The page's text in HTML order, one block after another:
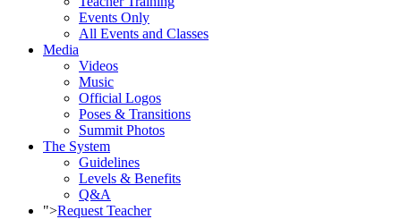
Events Only
All Events and Classes
Media
Videos
Music
Official Logos
Poses & Transitions
Summit Photos
The System
Guidelines
Levels & Benefits
Q&A
">Request Teacher